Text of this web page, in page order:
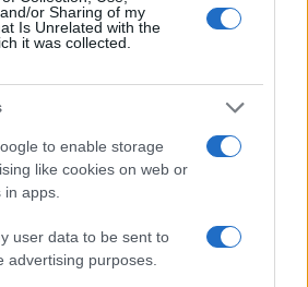
or Sharing of my
Is Unrelated with the
it was collected.
to enable storage
like cookies on web or
apps.
user data to be sent to
advertising purposes.
άλλη ένοικος εμφάνισε
τι ακριβώς είχε συμβεί, δεν
αναζητώντας απαντήσεις.